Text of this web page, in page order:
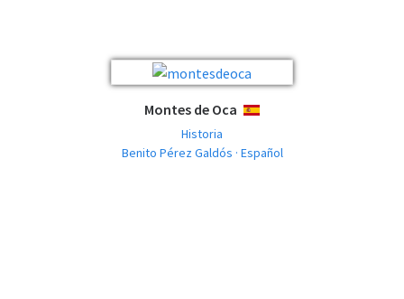
Montes de Oca ESPAÑOL
Historia
Benito Pérez Galdós · Español